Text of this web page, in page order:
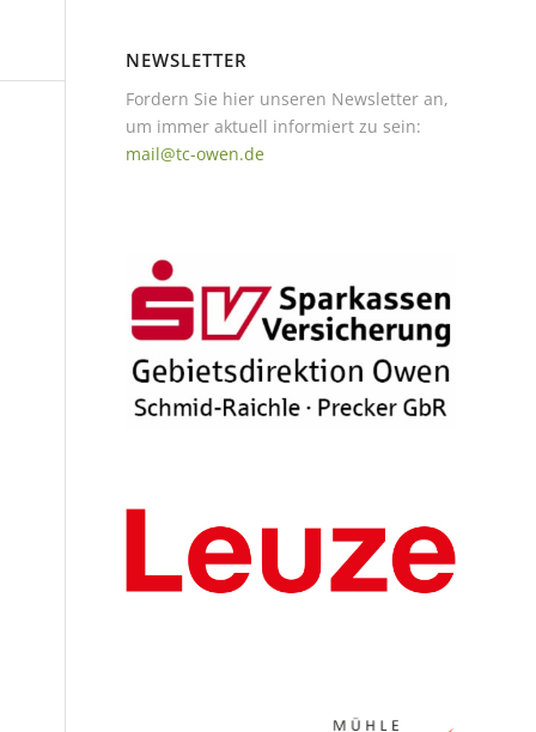
NEWSLETTER
Fordern Sie hier unseren Newsletter an,
um immer aktuell informiert zu sein:
mail@tc-owen.de